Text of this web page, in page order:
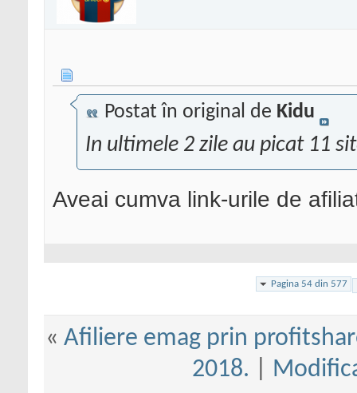
Postat în original de Kidu
In ultimele 2 zile au picat 11
Aveai cumva link-urile de
Pagina 54 din 577
« Afiliere emag prin
2018.